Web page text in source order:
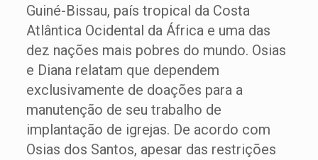
Guiné-Bissau, país tropical da Costa
Atlântica Ocidental da África e uma das
dez nações mais pobres do mundo. Osias
e Diana relatam que dependem
exclusivamente de doações para a
manutenção de seu trabalho de
implantação de igrejas. De acordo com
Osias dos Santos, apesar das restrições